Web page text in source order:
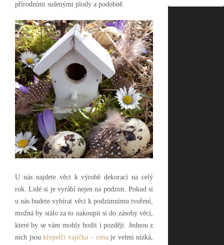
přírodními sušenými plody a podobně.
U nás najdete věci k výrobě dekorací na celý
rok. Lidé si je vyrábí nejen na podzim. Pokud si
u nás budete vybírat věci k podzimnímu tvoření,
možná by stálo za to nakoupit si do zásoby věci,
které by se vám mohly hodit i později. Jednou z
nich jsou křepelčí vajíčka – cenaje velmi nízká,